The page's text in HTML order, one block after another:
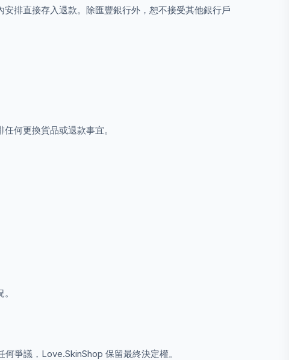
排直接存入退款。除匯豐銀行外，恕不接受其他銀行戶
何更換貨品或退款事宜。
爭議，Love.SkinShop 保留最終決定權。